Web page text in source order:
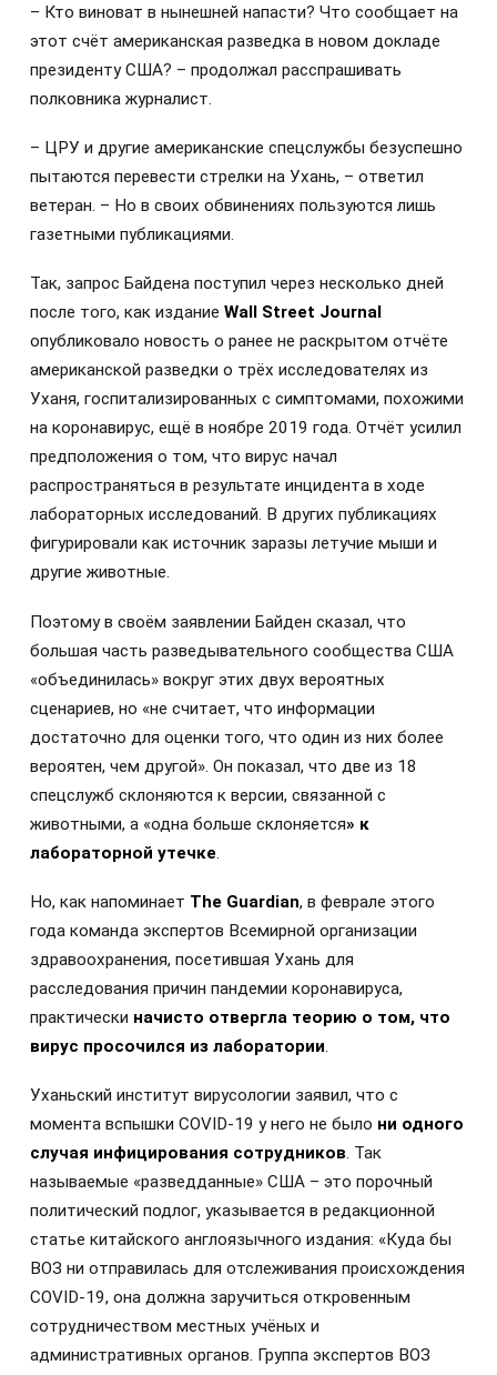
– Кто виноват в нынешней напасти? Что сообщает на
этот счёт американская разведка в новом докладе
президенту США? – продолжал расспрашивать
полковника журналист.
– ЦРУ и другие американские спецслужбы безуспешно
пытаются перевести стрелки на Ухань, – ответил
ветеран. – Но в своих обвинениях пользуются лишь
газетными публикациями.
Так, запрос Байдена поступил через несколько дней
после того, как издание Wall Street Journal
опубликовало новость о ранее не раскрытом отчёте
американской разведки о трёх исследователях из
Уханя, госпитализированных с симптомами, похожими
на коронавирус, ещё в ноябре 2019 года. Отчёт усилил
предположения о том, что вирус начал
распространяться в результате инцидента в ходе
лабораторных исследований. В других публикациях
фигурировали как источник заразы летучие мыши и
другие животные.
Поэтому в своём заявлении Байден сказал, что
большая часть разведывательного сообщества США
«объединилась» вокруг этих двух вероятных
сценариев, но «не считает, что информации
достаточно для оценки того, что один из них более
вероятен, чем другой». Он показал, что две из 18
спецслужб склоняются к версии, связанной с
животными, а «одна больше склоняется» к
лабораторной утечке
Но, как напоминает The Guardian, в феврале этого
года команда экспертов Всемирной организации
здравоохранения, посетившая Ухань для
расследования причин пандемии коронавируса,
практически начисто отвергла теорию о том, что
вирус просочился из лаборатории.
Уханьский институт вирусологии заявил, что с
момента вспышки COVID-19 у него не было ни одного
случая инфицирования сотрудников. Так
называемые «разведданные» США – это порочный
политический подлог, указывается в редакционной
статье китайского англоязычного издания: «Куда бы
ВОЗ ни отправилась для отслеживания происхождения
COVID-19, она должна заручиться откровенным
сотрудничеством местных учёных и
административных органов. Группа экспертов ВОЗ